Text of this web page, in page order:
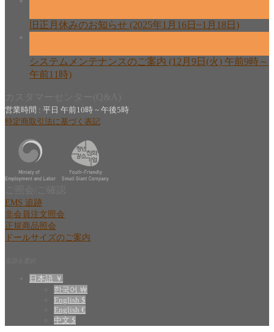
旧正月休みのお知らせ (2025年1月16日~1月18日)
システムメンテナンスのご案内 (12月9日(火) 午前9時～
午前11時)
営業時間 : 平日 午前10時 ~ 午後5時
特定商取引法に基づく表記
EMS 追跡
非会員注文照会
正規商品照会
ドールサイズのご案内
日本語 ￥
한국어 ￦
English $
English €
中文 $